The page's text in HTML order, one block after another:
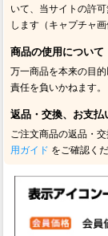
いて、当サイトの許
します（キャプチャ画
商品の使用について
万一商品を本来の目
責任を負いかねます。
返品・交換、お支払
ご注文商品の返品・
用ガイド をご確認くだ